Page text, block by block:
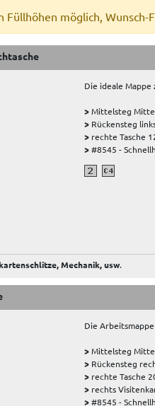
Füllhöhen möglich,
Die ideale
>Mittelsteg Mitte
> Rückensteg
> rechte Tasche
>#8545 -
Mechanik, usw.
Die
>Mittelsteg Mitte
> Rückensteg
> rechte Tasche
> rechts
>#8545 -